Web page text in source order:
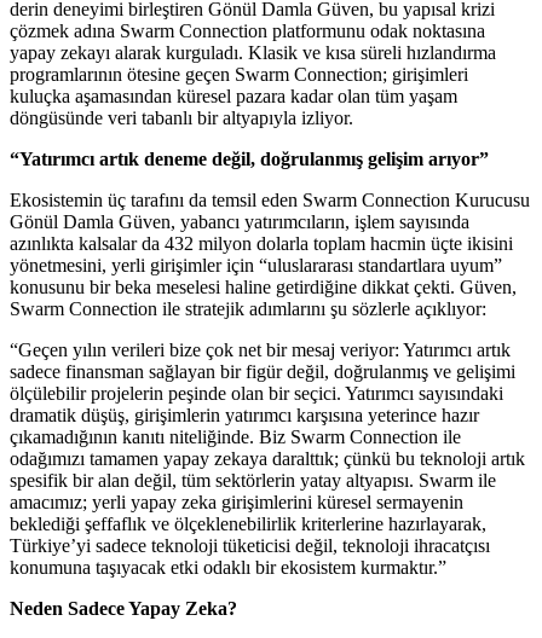
derin deneyimi birleştiren Gönül Damla Güven, bu yapısal krizi
çözmek adına Swarm Connection platformunu odak noktasına
yapay zekayı alarak kurguladı. Klasik ve kısa süreli hızlandırma
programlarının ötesine geçen Swarm Connection; girişimleri
kuluçka aşamasından küresel pazara kadar olan tüm yaşam
döngüsünde veri tabanlı bir altyapıyla izliyor.
“Yatırımcı artık deneme değil, doğrulanmış gelişim arıyor”
Ekosistemin üç tarafını da temsil eden Swarm Connection Kurucusu
Gönül Damla Güven, yabancı yatırımcıların, işlem sayısında
azınlıkta kalsalar da 432 milyon dolarla toplam hacmin üçte ikisini
yönetmesini, yerli girişimler için “uluslararası standartlara uyum”
konusunu bir beka meselesi haline getirdiğine dikkat çekti. Güven,
Swarm Connection ile stratejik adımlarını şu sözlerle açıklıyor:
“Geçen yılın verileri bize çok net bir mesaj veriyor: Yatırımcı artık
sadece finansman sağlayan bir figür değil, doğrulanmış ve gelişimi
ölçülebilir projelerin peşinde olan bir seçici. Yatırımcı sayısındaki
dramatik düşüş, girişimlerin yatırımcı karşısına yeterince hazır
çıkamadığının kanıtı niteliğinde. Biz Swarm Connection ile
odağımızı tamamen yapay zekaya daralttık; çünkü bu teknoloji artık
spesifik bir alan değil, tüm sektörlerin yatay altyapısı. Swarm ile
amacımız; yerli yapay zeka girişimlerini küresel sermayenin
beklediği şeffaflık ve ölçeklenebilirlik kriterlerine hazırlayarak,
Türkiye’yi sadece teknoloji tüketicisi değil, teknoloji ihracatçısı
konumuna taşıyacak etki odaklı bir ekosistem kurmaktır.”
Neden Sadece Yapay Zeka?